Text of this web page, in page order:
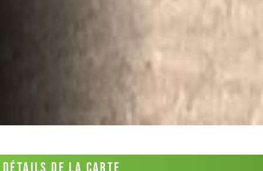
Détails De La Carte